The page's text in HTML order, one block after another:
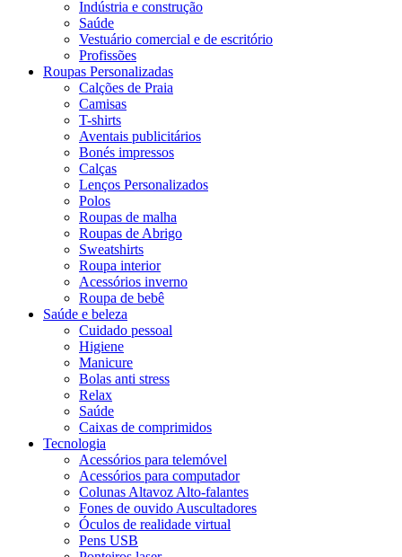
Indústria e construção
Saúde
Vestuário comercial e de escritório
Profissões
Roupas Personalizadas
Calções de Praia
Camisas
T-shirts
Aventais publicitários
Bonés impressos
Calças
Lenços Personalizados
Polos
Roupas de malha
Roupas de Abrigo
Sweatshirts
Roupa interior
Acessórios inverno
Roupa de bebê
Saúde e beleza
Cuidado pessoal
Higiene
Manicure
Bolas anti stress
Relax
Saúde
Caixas de comprimidos
Tecnologia
Acessórios para telemóvel
Acessórios para computador
Colunas Altavoz Alto-falantes
Fones de ouvido Auscultadores
Óculos de realidade virtual
Pens USB